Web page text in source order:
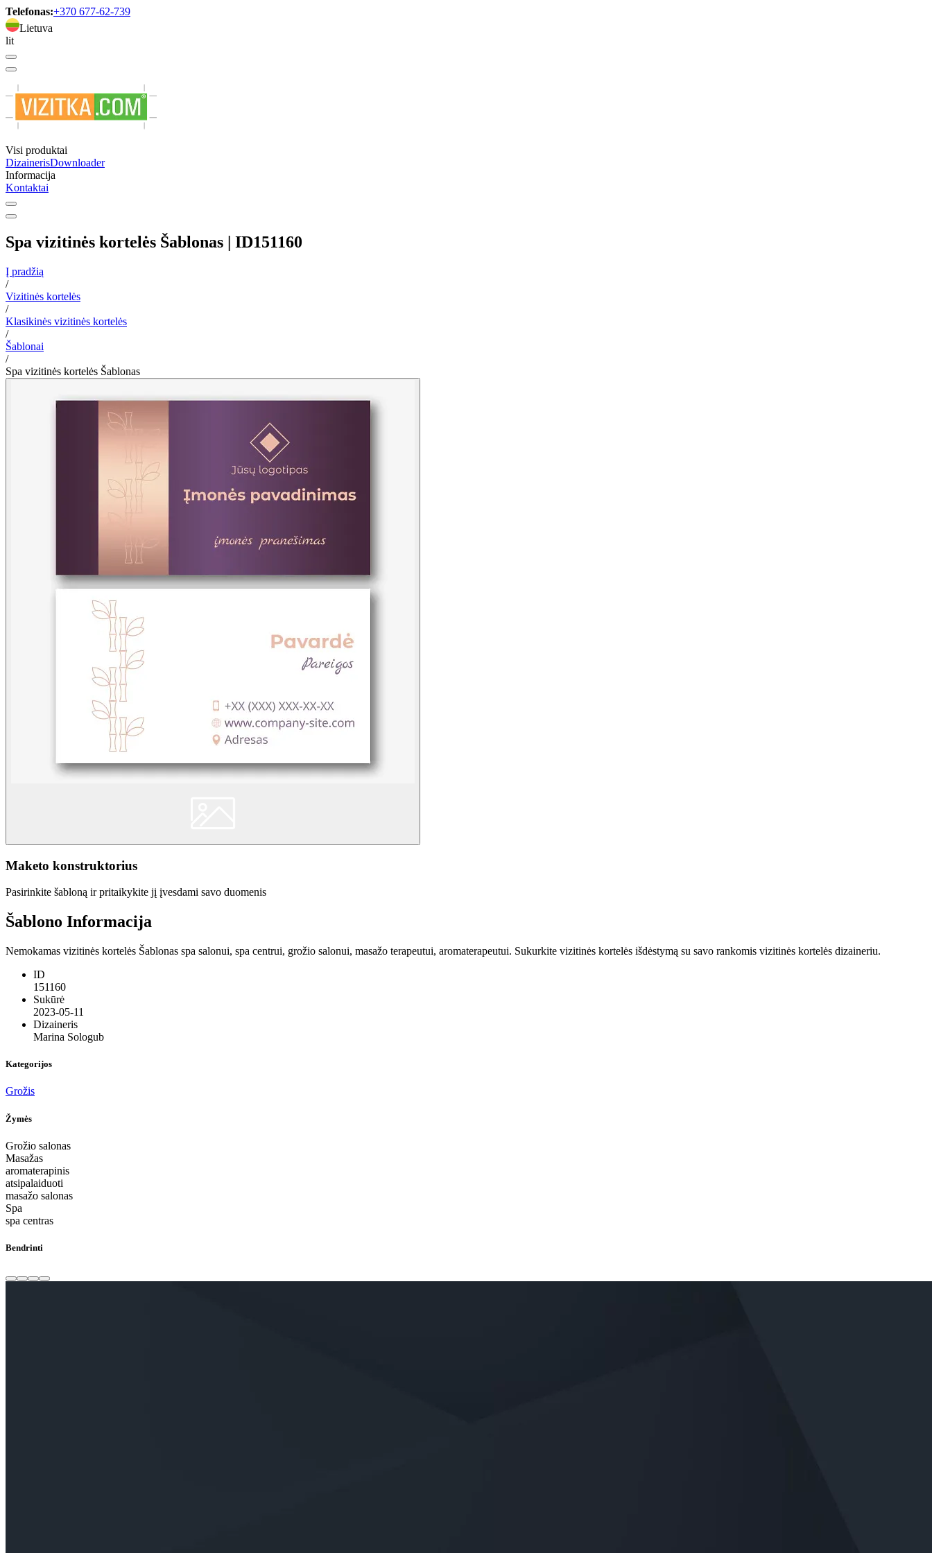
Telefonas:+370 677-62-739
Lietuva
lit
Visi produktai
DizainerisDownloader
Informacija
Kontaktai
Spa vizitinės kortelės Šablonas | ID151160
Į pradžią
/
Vizitinės kortelės
/
Klasikinės vizitinės kortelės
/
Šablonai
/
Spa vizitinės kortelės Šablonas
Maketo konstruktorius
Pasirinkite šabloną ir pritaikykite jį įvesdami savo duomenis
Šablono Informacija
Nemokamas vizitinės kortelės Šablonas spa salonui, spa centrui, grožio salonui, masažo terapeutui, aromaterapeutui. Sukurkite vizitinės kortelės išdėstymą su savo rankomis vizitinės kortelės dizaineriu.
ID
151160
Sukūrė
2023-05-11
Dizaineris
Marina Sologub
Kategorijos
Grožis
Žymės
Grožio salonas
Masažas
aromaterapinis
atsipalaiduoti
masažo salonas
Spa
spa centras
Bendrinti